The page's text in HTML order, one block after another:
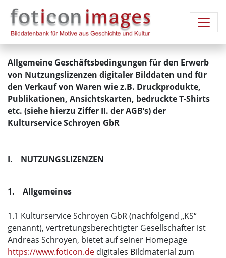
Allgemeine Geschäftsbedingungen für den Erwerb
von Nutzungslizenzen digitaler Bilddaten und für
den Verkauf von Waren wie z.B. Druckprodukte,
Publikationen, Ansichtskarten, bedruckte T-Shirts
etc. (siehe hierzu Ziffer II. der AGB‘s) der
Kulturservice Schroyen GbR
I. NUTZUNGSLIZENZEN
1. Allgemeines
1.1 Kulturservice Schroyen GbR (nachfolgend „KS“
genannt), vertretungsberechtigter Gesellschafter ist
Andreas Schroyen, bietet auf seiner Homepage
https://www.foticon.de digitales Bildmaterial zum